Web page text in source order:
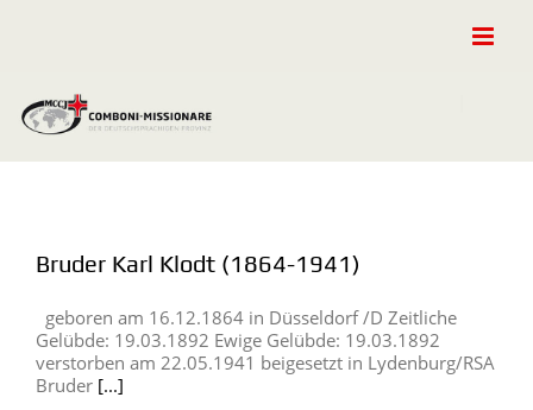
Bruder Karl Klodt (1864-1941)
geboren am 16.12.1864 in Düsseldorf /D Zeitliche
Gelübde: 19.03.1892 Ewige Gelübde: 19.03.1892
verstorben am 22.05.1941 beigesetzt in Lydenburg/RSA
Bruder [...]